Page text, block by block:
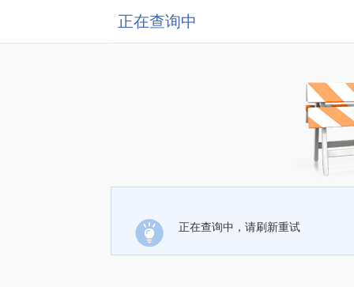
正在查询中
正在查询中，请刷新重试